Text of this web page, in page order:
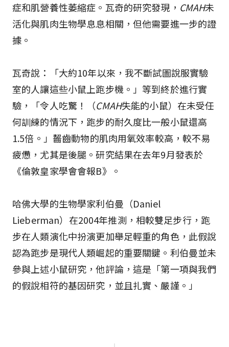
症和肌營養性萎縮症。瓦奇的研究發現， CMAH未
活化與肌肉生物學息息相關，但他需要進一步的證
據。
瓦奇說：「大約10年以來，我不斷試圖說服實驗
室的人讓這些小鼠上跑步機。」等到終於進行實
驗，「令人吃驚！（CMAH失能的小鼠）在未受任
何訓練的情況下，跑步的耐久度比一般小鼠還高
1.5倍。」齧齒動物的肌肉用氧效率較高，較不易
疲憊，尤其是後腿。研究結果在去年9月發表於
《倫敦皇家學會會報B》。
哈佛大學的生物學家利伯曼（Daniel
Lieberman）在2004年推測，相較雙足步行，跑
步在人類演化中扮演更加舉足輕重的角色，此假說
認為跑步是現代人類崛起的重要關鍵。利伯曼並未
參與上述小鼠研究，他評論，這是「第一項與我們
的假說相符的基因研究，並且扎實、嚴謹。」